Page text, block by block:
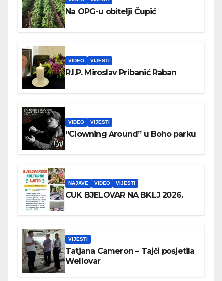
Na OPG-u obitelji Čupić
VIDEO VIJESTI
R.I.P. Miroslav Pribanić Raban
VIDEO VIJESTI
“Clowning Around” u Boho parku
NAJAVE VIDEO VIJESTI
CUK BJELOVAR NA BKLJ 2026.
VIJESTI
Tatjana Cameron – Tajči posjetila
Wellovar